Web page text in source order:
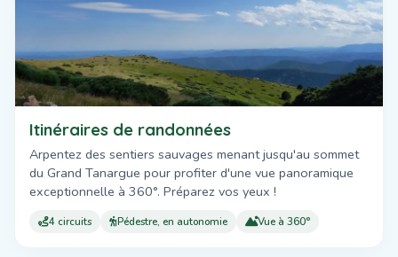
Itinéraires de randonnées
Arpentez des sentiers sauvages menant jusqu'au sommet
du Grand Tanargue pour profiter d'une vue panoramique
exceptionnelle à 360°. Préparez vos yeux !
4 circuits Pédestre, en autonomie Vue à 360°